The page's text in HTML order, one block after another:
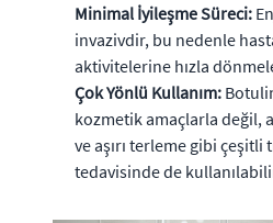
Minimal İyileşme Süreci:
invazivdir, bu nedenle
aktivitelerine hızla
Çok Yönlü Kullanım:
kozmetik amaçlarla değil,
ve aşırı terleme gibi çeşitli
tedavisinde de